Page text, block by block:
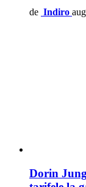
de Indiro
Dorin